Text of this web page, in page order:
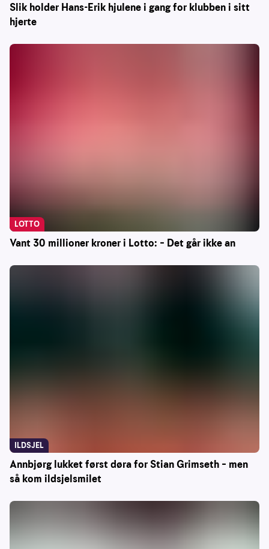
Slik holder Hans-Erik hjulene i gang for klubben i sitt
hjerte
Vant 30 millioner kroner i Lotto: – Det går ikke an
LOTTO
Annbjørg lukket først døra for Stian Grimseth – men
så kom ildsjelsmilet
ILDSJEL